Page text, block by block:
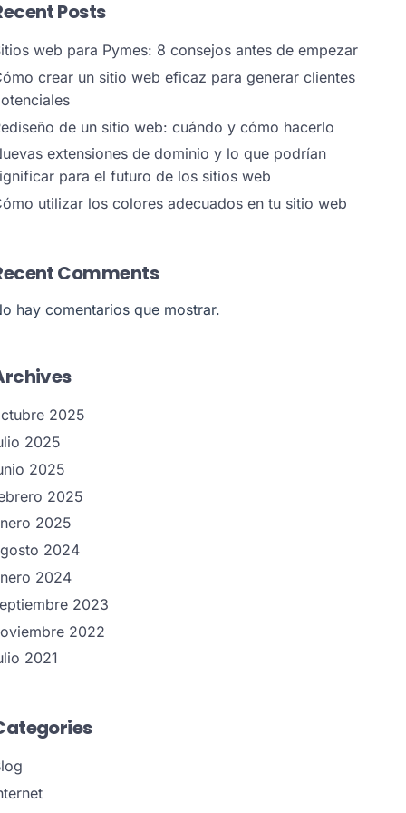
Posts
web para Pymes: 8 consejos antes de empezar
crear un sitio web eficaz para generar clientes
de un sitio web: cuándo y cómo hacerlo
extensiones de dominio y lo que podrían
para el futuro de los sitios web
utilizar los colores adecuados en tu sitio web
Comments
hay comentarios que mostrar.
2025
2025
2025
2025
2025
2024
2024
2023
2022
2021